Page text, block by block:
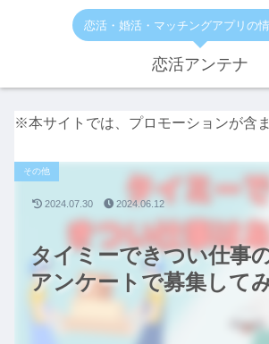
恋活・婚活・マッチングアプリの
恋活アンテナ
※本サイトでは、プロモーションが含
タイミーできつい仕事
アンケートで募集してみ
その他
2024.07.30 2024.06.12